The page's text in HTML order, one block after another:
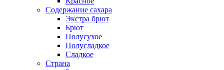
Содержание сахара
Экстра брют
Брют
Полусухое
Полусладкое
Сладкое
Страна